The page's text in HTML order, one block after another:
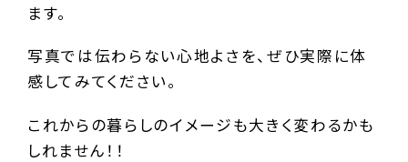
ます。
写真では伝わらない心地よさを、ぜひ実際に体
感してみてください。
これからの暮らしのイメージも大きく変わるかも
しれません！！